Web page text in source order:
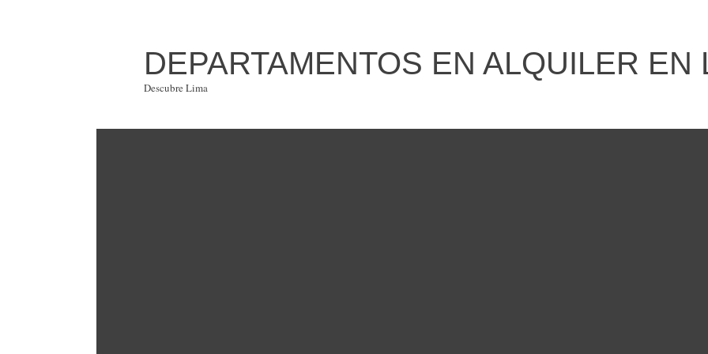
DEPARTAMENTOS EN ALQUILER EN
Descubre Lima